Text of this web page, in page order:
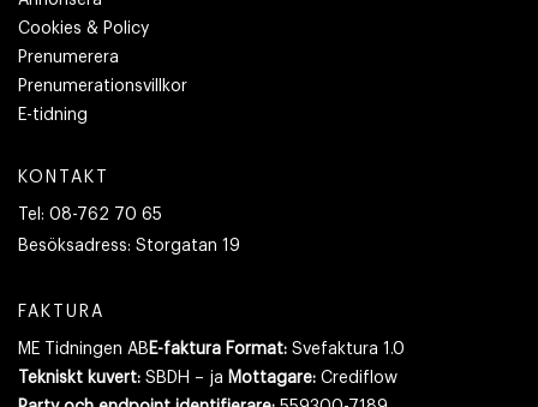
Cookies & Policy
Prenumerera
Prenumerationsvillkor
E-tidning
KONTAKT
Tel: 08-762 70 65
Besöksadress: Storgatan 19
FAKTURA
ME Tidningen AB E-faktura Format: Svefaktura 1.0
Tekniskt kuvert: SBDH – ja Mottagare: Crediflow